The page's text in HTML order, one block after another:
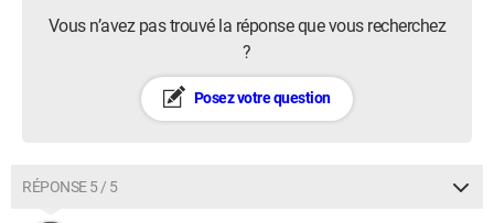
Vous n’avez pas trouvé la réponse que vous recherchez
?
Posez votre question
RÉPONSE 5 / 5